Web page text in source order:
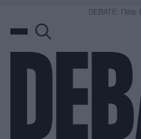
DEBATE: Πότε